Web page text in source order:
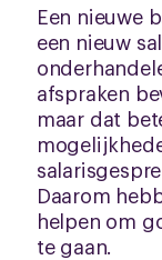
Een nieuwe
een nieuw
afspraken
maar dat
Daarom
helpen om
te gaan.